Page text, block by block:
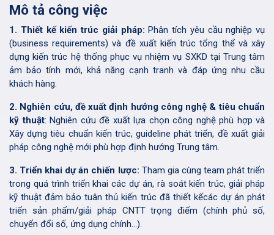
Mô tả công việc
1. Thiết kế kiến trúc giải pháp:Phân tích yêu cầu nghiệp vụ
(business requirements) và đề xuất kiến trúc tổng thể và xây
dựng kiến trúc hệ thống phục vụ nhiệm vụ SXKD tại Trung tâm
ảm bảo tính mới, khả năng cạnh tranh và đáp ứng nhu cầu
khách hàng.
2. Nghiên cứu, đề xuất định hướng công nghệ & tiêu chuẩn
kỹ thuật: Nghiên cứu đề xuất lựa chọn công nghệ phù hợp và
Xây dựng tiêu chuẩn kiến trúc, guideline phát triển, đề xuất giải
pháp công nghệ mới phù hợp định hướng Trung tâm.
3. Triển khai dự án chiến lược: Tham gia cùng team phát triển
trong quá trình triển khai các dự án, rà soát kiến trúc, giải pháp
kỹ thuật đảm bảo tuân thủ kiến trúc đã thiết kếcác dự án phát
triển sản phẩm/giải pháp CNTT trọng điểm (chính phủ số,
chuyển đổi số, ứng dụng chính…).